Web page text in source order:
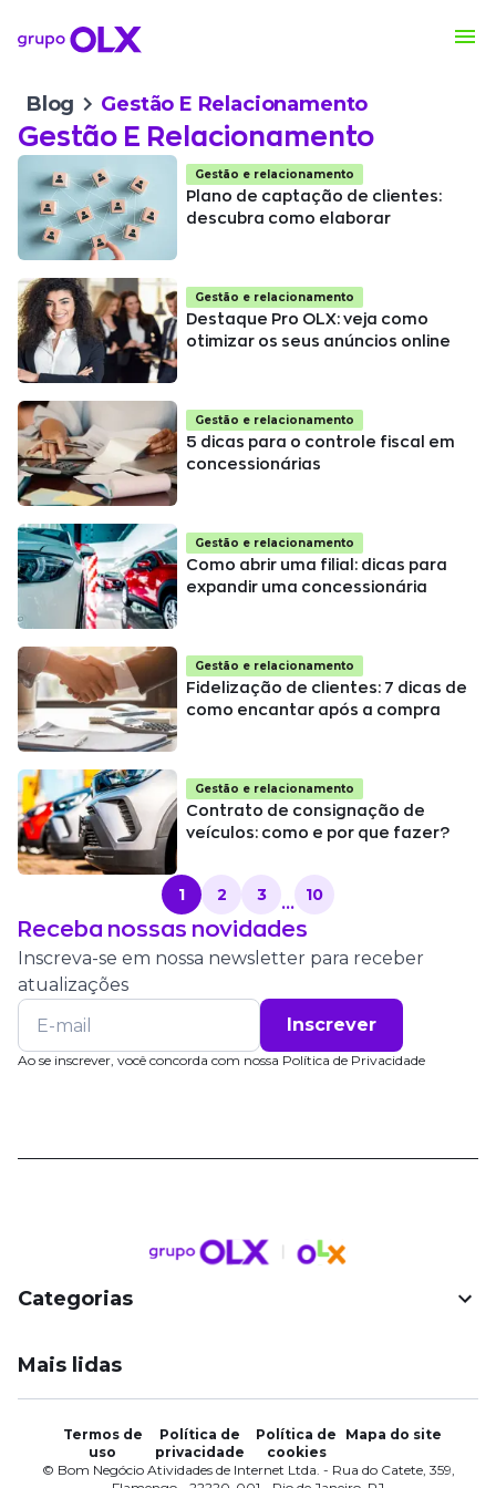
Blog Gestão E Relacionamento
Gestão E Relacionamento
Gestão e relacionamento
Plano de captação de clientes:
descubra como elaborar
Gestão e relacionamento
Destaque Pro OLX: veja como
otimizar os seus anúncios online
Gestão e relacionamento
5 dicas para o controle fiscal em
concessionárias
Gestão e relacionamento
Como abrir uma filial: dicas para
expandir uma concessionária
Gestão e relacionamento
Fidelização de clientes: 7 dicas de
como encantar após a compra
Gestão e relacionamento
Contrato de consignação de
veículos: como e por que fazer?
1 2 3 ... 10
Receba nossas novidades
Inscreva-se em nossa newsletter para receber
atualizações
Inscrever
Ao se inscrever, você concorda com nossa Política de Privacidade
Categorias
Mais lidas
Termos de
uso
Política de
privacidade
Política de
cookies
Mapa do site
© Bom Negócio Atividades de Internet Ltda. - Rua do Catete, 359,